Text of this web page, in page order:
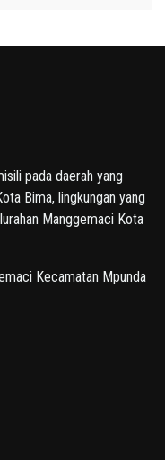
pada daerah yang
Bima, lingkungan yang
Manggemaci Kota
Kecamatan Mpunda